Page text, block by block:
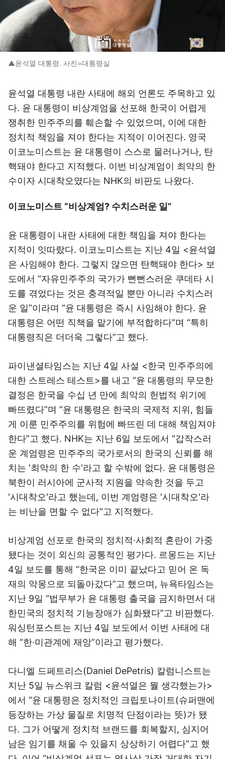
▲윤석열 대통령. 사진=대통령실
윤석열 대통령 내란 사태에 해외 언론도 주목하고 있
다. 윤 대통령이 비상계엄을 선포해 한국이 어렵게
쟁취한 민주주의를 훼손할 수 있었으며, 이에 대한
정치적 책임을 져야 한다는 지적이 이어진다. 영국
이코노미스트는 윤 대통령이 스스로 물러나거나, 탄
핵돼야 한다고 지적했다. 이번 비상계엄이 최악의 한
수이자 시대착오였다는 NHK의 비판도 나왔다.
이코노미스트 “비상계엄? 수치스러운 일”
윤 대통령이 내란 사태에 대한 책임을 져야 한다는
지적이 잇따랐다. 이코노미스트는 지난 4일 <윤석열
은 사임해야 한다. 그렇지 않으면 탄핵돼야 한다> 보
도에서 “자유민주주의 국가가 뻔뻔스러운 쿠데타 시
도를 겪었다는 것은 충격적일 뿐만 아니라 수치스러
운 일”이라며 “윤 대통령은 즉시 사임해야 한다. 윤
대통령은 어떤 직책을 맡기에 부적합하다”며 “특히
대통령직은 더더욱 그렇다”고 했다.
파이낸셜타임스는 지난 4일 사설 <한국 민주주의에
대한 스트레스 테스트>를 내고 “윤 대통령의 무모한
결정은 한국을 수십 년 만에 최악의 헌법적 위기에
빠뜨렸다”며 “윤 대통령은 한국의 국제적 지위, 힘들
게 이룬 민주주의를 위험에 빠뜨린 데 대해 책임져야
한다”고 했다. NHK는 지난 6일 보도에서 “갑작스러
운 계엄령은 민주주의 국가로서의 한국의 신뢰를 해
치는 '최악의 한 수'라고 할 수밖에 없다. 윤 대통령은
북한이 러시아에 군사적 지원을 약속한 것을 두고
'시대착오'라고 했는데, 이번 계엄령은 '시대착오'라
는 비난을 면할 수 없다”고 지적했다.
비상계엄 선포로 한국의 정치적·사회적 혼란이 가중
됐다는 것이 외신의 공통적인 평가다. 르몽드는 지난
4일 보도를 통해 “한국은 이미 끝났다고 믿어 온 독
재의 악몽으로 되돌아갔다”고 했으며, 뉴욕타임스는
지난 9일 “법무부가 윤 대통령 출국을 금지하면서 대
한민국의 정치적 기능장애가 심화됐다”고 비판했다.
워싱턴포스트는 지난 4일 보도에서 이번 사태에 대
해 “한·미관계에 재앙”이라고 평가했다.
다니엘 드페트리스(Daniel DePetris) 칼럼니스트는
지난 5일 뉴스위크 칼럼 <윤석열은 뭘 생각했는가>
에서 “윤 대통령은 정치적인 크립토나이트(슈퍼맨에
등장하는 가상 물질로 치명적 단점이라는 뜻)가 됐
다. 그가 어떻게 정치적 브랜드를 회복할지, 심지어
남은 임기를 채울 수 있을지 상상하기 어렵다”고 했